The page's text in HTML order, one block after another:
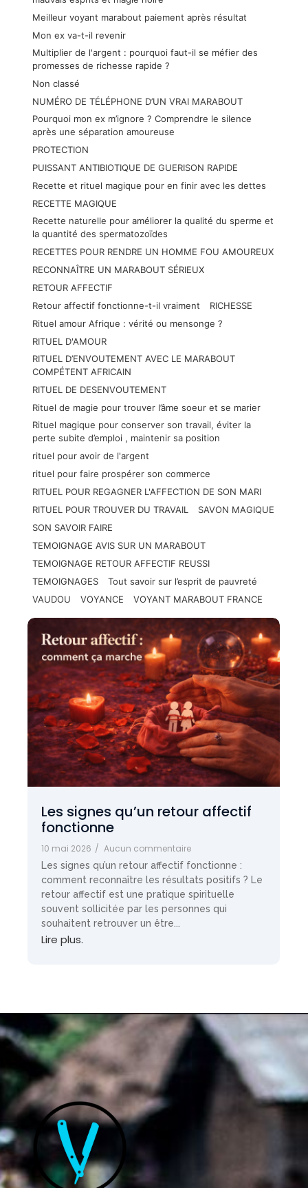
Meilleur voyant marabout paiement après résultat
Mon ex va-t-il revenir
Multiplier de l'argent : pourquoi faut-il se méfier des
promesses de richesse rapide ?
Non classé
NUMÉRO DE TÉLÉPHONE D’UN VRAI MARABOUT
Pourquoi mon ex m’ignore ? Comprendre le silence
après une séparation amoureuse
PROTECTION
PUISSANT ANTIBIOTIQUE DE GUERISON RAPIDE
Recette et rituel magique pour en finir avec les dettes
RECETTE MAGIQUE
Recette naturelle pour améliorer la qualité du sperme et
la quantité des spermatozoïdes
RECETTES POUR RENDRE UN HOMME FOU AMOUREUX
RECONNAÎTRE UN MARABOUT SÉRIEUX
RETOUR AFFECTIF
Retour affectif fonctionne-t-il vraiment
RICHESSE
Rituel amour Afrique : vérité ou mensonge ?
RITUEL D'AMOUR
RITUEL D’ENVOUTEMENT AVEC LE MARABOUT
COMPÉTENT AFRICAIN
RITUEL DE DESENVOUTEMENT
Rituel de magie pour trouver l’âme soeur et se marier
Rituel magique pour conserver son travail, éviter la
perte subite d’emploi , maintenir sa position
rituel pour avoir de l'argent
rituel pour faire prospérer son commerce
RITUEL POUR REGAGNER L'AFFECTION DE SON MARI
RITUEL POUR TROUVER DU TRAVAIL
SAVON MAGIQUE
SON SAVOIR FAIRE
TEMOIGNAGE AVIS SUR UN MARABOUT
TEMOIGNAGE RETOUR AFFECTIF REUSSI
TEMOIGNAGES
Tout savoir sur l’esprit de pauvreté
VAUDOU
VOYANCE VOYANT MARABOUT FRANCE
Les signes qu’un retour affectif
fonctionne
10 mai 2026 / Aucun commentaire
Les signes qu’un retour affectif fonctionne :
comment reconnaître les résultats positifs ? Le
retour affectif est une pratique spirituelle
souvent sollicitée par les personnes qui
souhaitent retrouver un être...
Lire plus.